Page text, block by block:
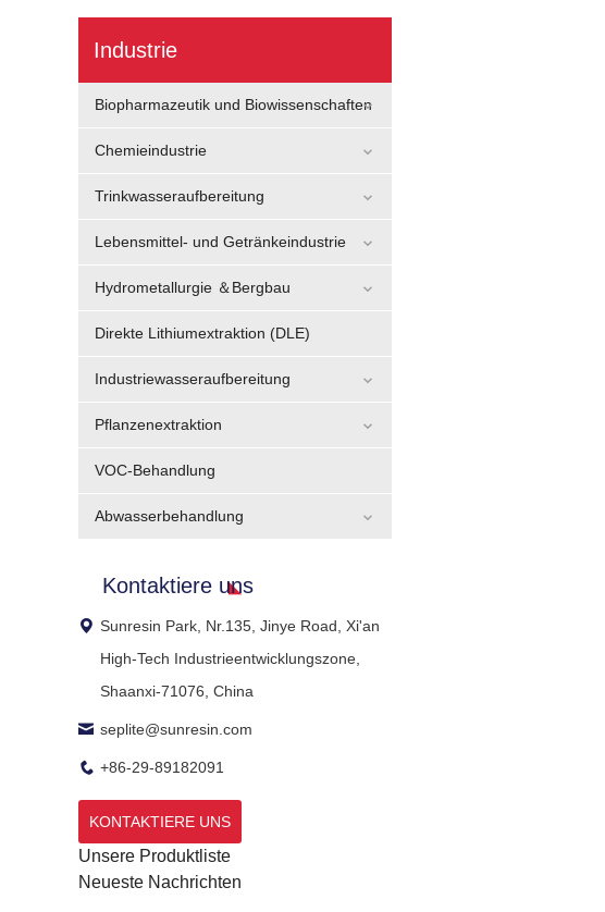
Industrie
Biopharmazeutik und Biowissenschaften
Chemieindustrie
Trinkwasseraufbereitung
Lebensmittel- und Getränkeindustrie
Hydrometallurgie ＆Bergbau
Direkte Lithiumextraktion (DLE)
Industriewasseraufbereitung
Pflanzenextraktion
VOC-Behandlung
Abwasserbehandlung
Kontaktiere uns
Sunresin Park, Nr.135, Jinye Road, Xi'an
High-Tech Industrieentwicklungszone,
Shaanxi-71076, China
seplite@sunresin.com
+86-29-89182091
KONTAKTIERE UNS
Unsere Produktliste
Neueste Nachrichten